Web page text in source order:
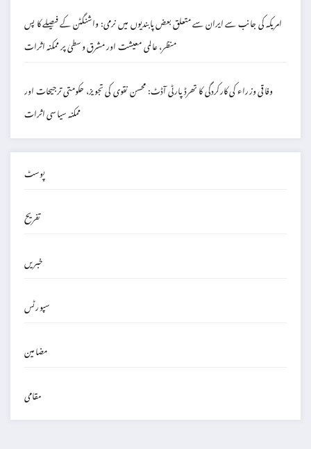
امریکہ کی جانب سے ایران سے متعلق بعض پابندیوں میں نرمی: واشنگٹن کے فیصلے کا پس
منظر، عالمی معیشت اور مشرق وسطیٰ پر ممکنہ اثرات
وفاقی وزراء کی کارکردگی کا تھرڈ پارٹی آڈٹ: محسن نقوی کی تجویز، حکومتی ترجیحات اور
ممکنہ سیاسی اثرات
پوسٹ
تفریح
خبریں
سپورٹس
مضامین
مقامی